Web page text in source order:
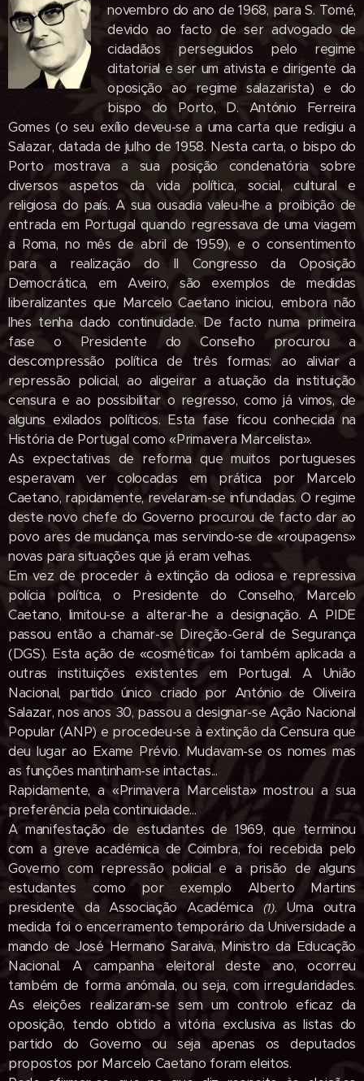
novembro do ano de 1968, para S. Tomé,
devido ao facto de ser advogado de
cidadãos perseguidos pelo regime
ditatorial e ser um ativista e dirigente da
oposição ao regime salazarista) e do
bispo do Porto, D. António Ferreira
Gomes (o seu exílio deveu-se a uma carta que redigiu a
Salazar, datada de julho de 1958. Nesta carta, o bispo do
Porto mostrava a sua posição condenatória sobre
diversos as­petos da vida política, social, cultural e
religiosa do país. A sua ousadia valeu-lhe a proibição de
entrada em Portugal quan­do regressava de uma viagem
a Roma, no mês de abril de 1959), e o consenti­mento
para a realização do II Congresso da Oposição
Democrática, em Aveiro, são exemplos de medidas
liberalizantes que Marcelo Caetano iniciou, embora não
lhes tenha dado continuidade. De facto numa primeira
fase o Presidente do Conselho procurou a
descompressão política de três formas: ao aliviar a
repressão poli­cial, ao aligeirar a atuação da instituição
censura e ao possibilitar o regresso, como já vimos, de
alguns exilados políticos. Esta fase ficou conhecida na
História de Portugal como «Primavera Marcelista».
As expectativas de reforma que muitos portugueses
esperavam ver colocadas em prática por Marcelo
Caetano, rapida­mente, revelaram-se infundadas. O regime
deste novo chefe do Governo procurou de facto dar ao
povo ares de mudança, mas servindo-se de «roupagens»
novas para situações que já eram velhas.
Em vez de proceder à extinção da odiosa e repressiva
polícia política, o Presidente do Conselho, Marcelo
Caetano, limitou-se a alterar-lhe a desig­nação. A PIDE
passou então a chamar-se Direção-Geral de Segurança
(DGS). Esta ação de «cosmética» foi também apli­cada a
outras instituições existentes em Portugal. A União
Nacional, partido único criado por António de Oliveira
Salazar, nos anos 30, passou a designar-se Ação Nacional
Popular (ANP) e procedeu-se à extinção da Censura que
deu lugar ao Exame Prévio. Mudavam-se os nomes mas
as funções mantinham-se intactas...
Rapidamente, a «Primavera Marcelista» mostrou a sua
preferência pela continui­dade...
A manifestação de estudantes de 1969, que terminou
com a greve aca­démica de Coimbra, foi recebida pelo
Governo com repressão policial e a prisão de alguns
estudantes como por exemplo Alberto Martins
presidente da Associação Académica
(1). Uma outra
medida foi o encerramento temporário da Universidade a
mando de José Hermano Saraiva, Ministro da Educação
Nacional. A campanha eleitoral deste ano, ocorreu
também de forma anómala, ou seja, com irregulari­dades.
As eleições realizaram-se sem um controlo eficaz da
oposição, tendo obtido a vitória exclusiva as listas do
partido do Governo ou seja apenas os deputados
propostos por Marcelo Caetano foram eleitos.